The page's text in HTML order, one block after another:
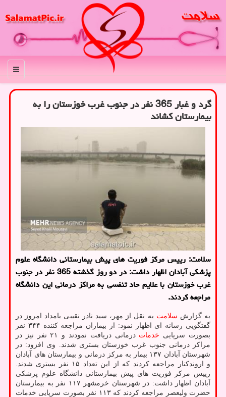
منو
گرد و غبار 365 نفر در جنوب غرب خوزستان را به
بیمارستان کشاند
سلامت: رییس مرکز فوریت های پیش بیمارستانی دانشگاه علوم
پزشکی آبادان اظهار داشت: در دو روز گذشته 365 نفر در جنوب
غرب خوزستان با علایم حاد تنفسی به مراکز درمانی این دانشگاه
مراجعه کردند.
به گزارش سلامت به نقل از مهر، سید نادر نقیبی بامداد امروز در
گفتگویی رسانه ای اظهار نمود: از بیماران مراجعه کننده ۳۴۴ نفر
بصورت سرپایی خدمات
درمانی دریافت نمودند و ۲۱ نفر نیز در
مراکز درمانی جنوب غرب خوزستان بستری شدند. وی افزود: در
شهرستان آبادان ۱۳۷ بیمار به مرکز درمانی و بیمارستان های آبادان
و اروندکنار مراجعه کردند که از این تعداد ۱۵ نفر بستری شدند.
رییس مرکز فوریت های پیش بیمارستانی دانشگاه علوم پزشکی
آبادان اظهار داشت: در شهرستان خرمشهر ۱۱۷ نفر به بیمارستان
حضرت ولیعصر مراجعه کردند که ۱۱۳ نفر بصورت سرپایی خدمات